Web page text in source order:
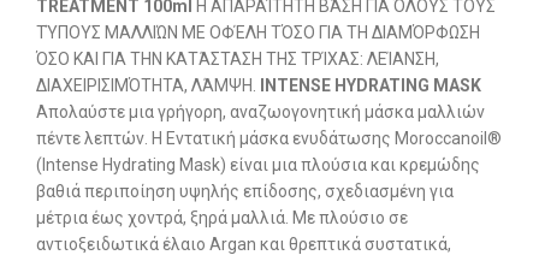
TREATMENT 100ml Η ΑΠΑΡΑΊΤΗΤΗ ΒΆΣΗ ΓΙΑ ΌΛΟΥΣ ΤΟΥΣ
ΤΎΠΟΥΣ ΜΑΛΛΙΏΝ ΜΕ ΟΦΈΛΗ ΤΌΣΟ ΓΙΑ ΤΗ ΔΙΑΜΌΡΦΩΣΗ
ΌΣΟ ΚΑΙ ΓΙΑ ΤΗΝ ΚΑΤΆΣΤΑΣΗ ΤΗΣ ΤΡΊΧΑΣ: ΛΕΊΑΝΣΗ,
ΔΙΑΧΕΙΡΙΣΙΜΌΤΗΤΑ, ΛΆΜΨΗ. INTENSE HYDRATING MASK
Απολαύστε μια γρήγορη, αναζωογονητική μάσκα μαλλιών
πέντε λεπτών. Η Εντατική μάσκα ενυδάτωσης Moroccanoil®
(Intense Hydrating Mask) είναι μια πλούσια και κρεμώδης
βαθιά περιποίηση υψηλής επίδοσης, σχεδιασμένη για
μέτρια έως χοντρά, ξηρά μαλλιά. Με πλούσιο σε
αντιοξειδωτικά έλαιο Argan και θρεπτικά συστατικά,